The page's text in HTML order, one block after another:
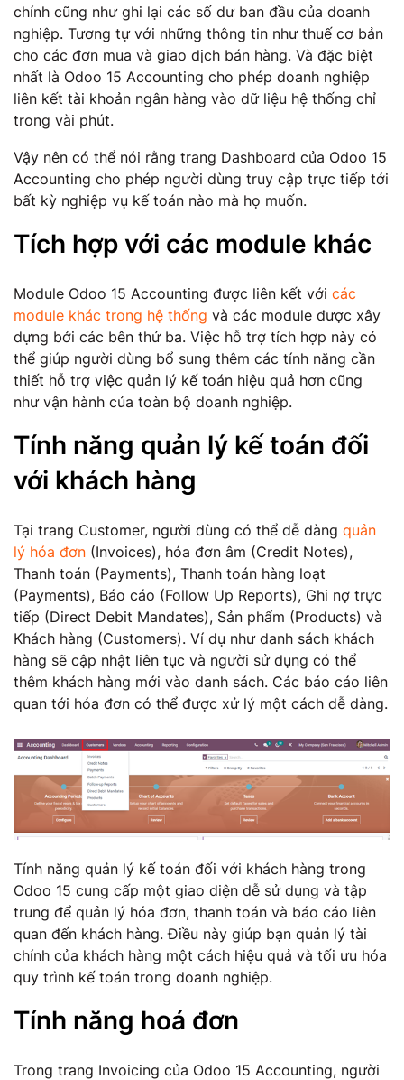
chính cũng như ghi lại các số dư ban đầu của doanh
nghiệp. Tương tự với những thông tin như thuế cơ bản
cho các đơn mua và giao dịch bán hàng. Và đặc biệt
nhất là Odoo 15 Accounting cho phép doanh nghiệp
liên kết tài khoản ngân hàng vào dữ liệu hệ thống chỉ
trong vài phút.
Vậy nên có thể nói rằng trang Dashboard của Odoo 15
Accounting cho phép người dùng truy cập trực tiếp tới
bất kỳ nghiệp vụ kế toán nào mà họ muốn.
Tích hợp với các module khác
Module Odoo 15 Accounting được liên kết với các
module khác trong hệ thống và các module được xây
dựng bởi các bên thứ ba. Việc hỗ trợ tích hợp này có
thể giúp người dùng bổ sung thêm các tính năng cần
thiết hỗ trợ việc quản lý kế toán hiệu quả hơn cũng
như vận hành của toàn bộ doanh nghiệp.
Tính năng quản lý kế toán đối
với khách hàng
Tại trang Customer, người dùng có thể dễ dàng quản
lý hóa đơn (Invoices), hóa đơn âm (Credit Notes),
Thanh toán (Payments), Thanh toán hàng loạt
(Payments), Báo cáo (Follow Up Reports), Ghi nợ trực
tiếp (Direct Debit Mandates), Sản phẩm (Products) và
Khách hàng (Customers). Ví dụ như danh sách khách
hàng sẽ cập nhật liên tục và người sử dụng có thể
thêm khách hàng mới vào danh sách. Các báo cáo liên
quan tới hóa đơn có thể được xử lý một cách dễ dàng.
Tính năng quản lý kế toán đối với khách hàng trong
Odoo 15 cung cấp một giao diện dễ sử dụng và tập
trung để quản lý hóa đơn, thanh toán và báo cáo liên
quan đến khách hàng. Điều này giúp bạn quản lý tài
chính của khách hàng một cách hiệu quả và tối ưu hóa
quy trình kế toán trong doanh nghiệp.
Tính năng hoá đơn
Trong trang Invoicing của Odoo 15 Accounting, người